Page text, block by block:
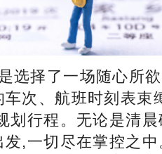
选择了一场随心所
车次、航班时刻表束
划行程。无论是清
,一切尽在掌控之